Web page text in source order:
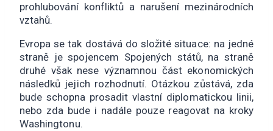
prohlubování konfliktů a narušení mezinárodních
vztahů.
Evropa se tak dostává do složité situace: na jedné
straně je spojencem Spojených států, na straně
druhé však nese významnou část ekonomických
následků jejich rozhodnutí. Otázkou zůstává, zda
bude schopna prosadit vlastní diplomatickou linii,
nebo zda bude i nadále pouze reagovat na kroky
Washingtonu.